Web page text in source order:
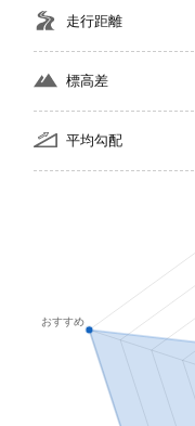
走行距離
標高差
平均勾配